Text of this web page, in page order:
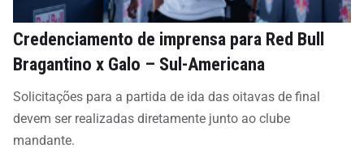
Credenciamento de imprensa para Red Bull
Bragantino x Galo – Sul-Americana
Solicitações para a partida de ida das oitavas de final
devem ser realizadas diretamente junto ao clube
mandante.